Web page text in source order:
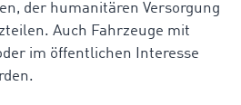
der humanitären Versorgung
Auch Fahrzeuge mit
im öffentlichen Interesse